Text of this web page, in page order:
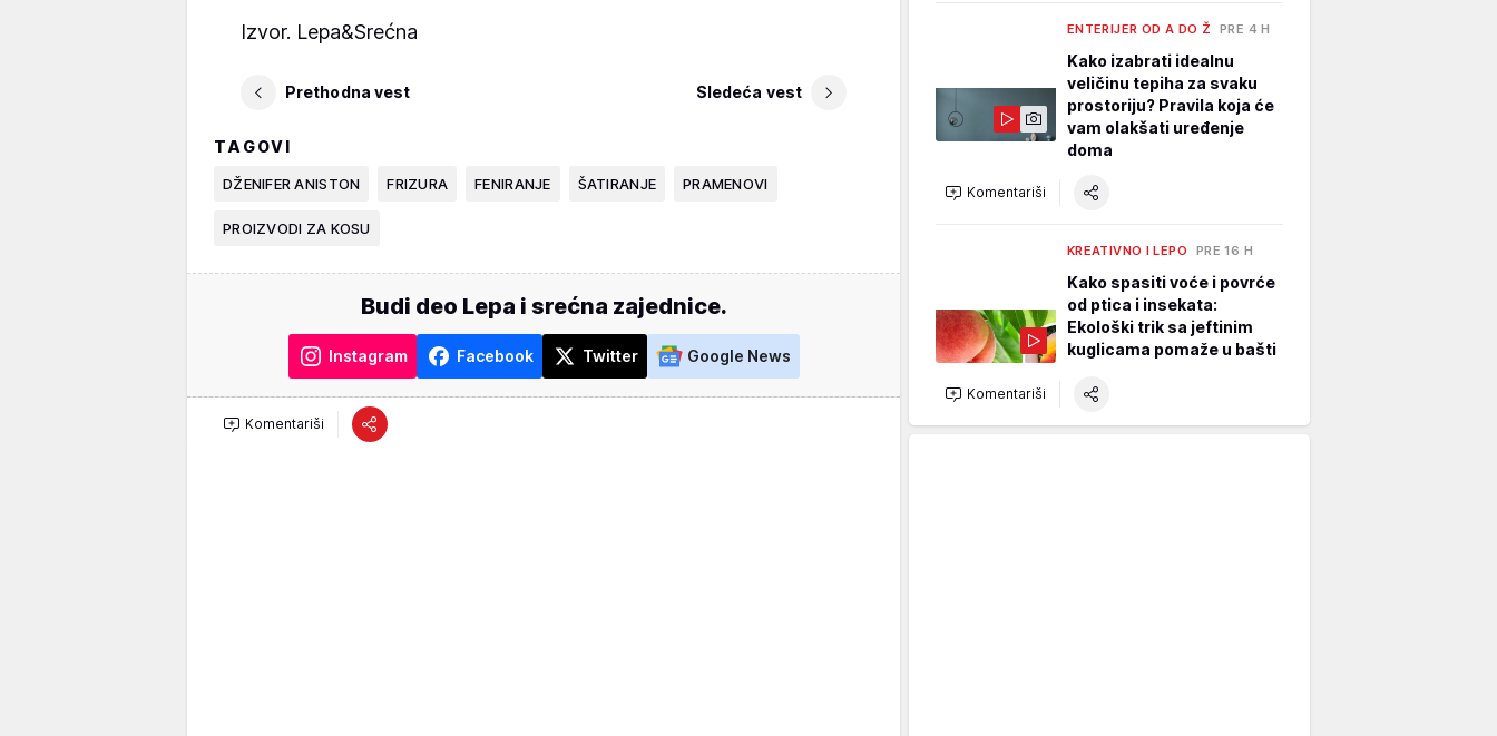
Izvor. Lepa&Srećna
Prethodna vest Sledeća vest
TAGOVI
DŽENIFER ANISTON FRIZURA FENIRANJE ŠATIRANJE PRAMENOVI
PROIZVODI ZA KOSU
Budi deo Lepa i srećna zajednice.
Instagram Facebook Twitter Google News
Komentariši
ENTERIJER OD A DO Ž PRE 4 H
Kako izabrati idealnu
veličinu tepiha za svaku
prostoriju? Pravila koja će
vam olakšati uređenje
doma
Komentariši
KREATIVNO I LEPO PRE 16 H
Kako spasiti voće i povrće
od ptica i insekata:
Ekološki trik sa jeftinim
kuglicama pomaže u bašti
Komentariši